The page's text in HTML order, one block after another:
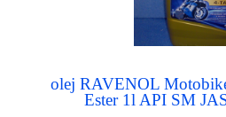
olej RAVENOL
Ester 1l API SM